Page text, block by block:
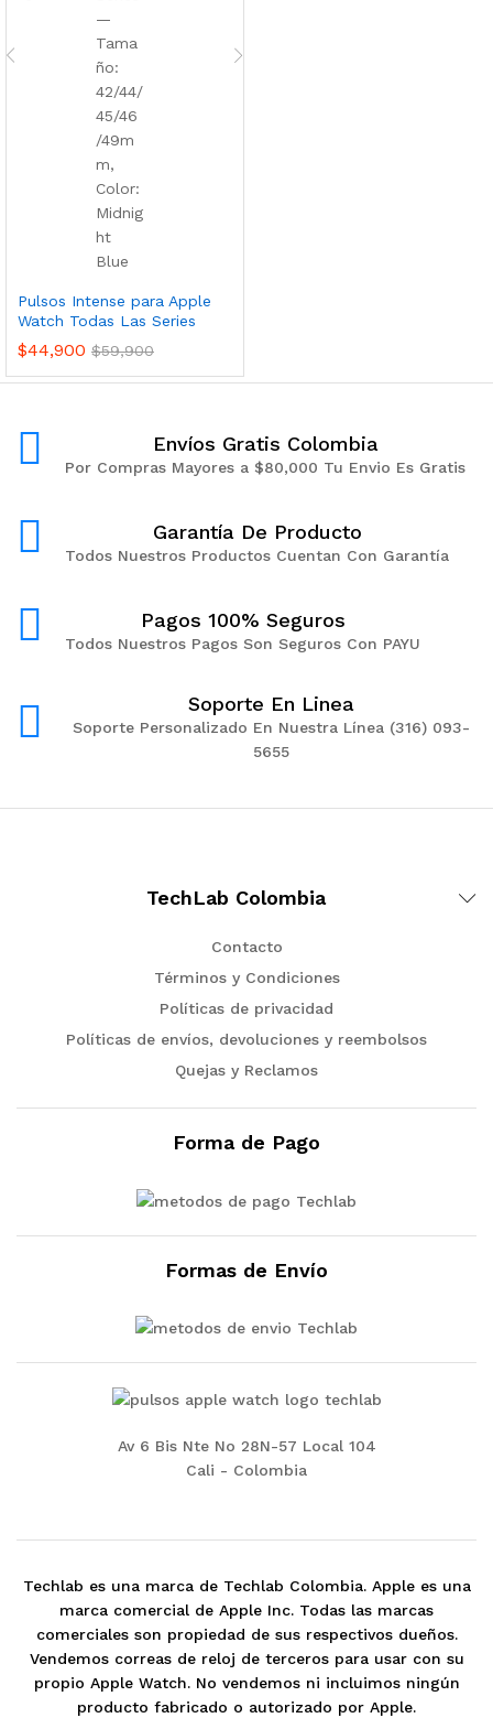
Pulsos Intense para Apple
Watch Todas Las Series
$44,900 $59,900
Envíos Gratis Colombia
Por Compras Mayores a $80,000 Tu Envio Es Gratis
Garantía De Producto
Todos Nuestros Productos Cuentan Con Garantía
Pagos 100% Seguros
Todos Nuestros Pagos Son Seguros Con PAYU
Soporte En Linea
Soporte Personalizado En Nuestra Línea (316) 093-
5655
TechLab Colombia
Contacto
Términos y Condiciones
Políticas de privacidad
Políticas de envíos, devoluciones y reembolsos
Quejas y Reclamos
Forma de Pago
Formas de Envío
Av 6 Bis Nte No 28N-57 Local 104
Cali - Colombia
Techlab es una marca de Techlab Colombia. Apple es una
marca comercial de Apple Inc. Todas las marcas
comerciales son propiedad de sus respectivos dueños.
Vendemos correas de reloj de terceros para usar con su
propio Apple Watch. No vendemos ni incluimos ningún
producto fabricado o autorizado por Apple.